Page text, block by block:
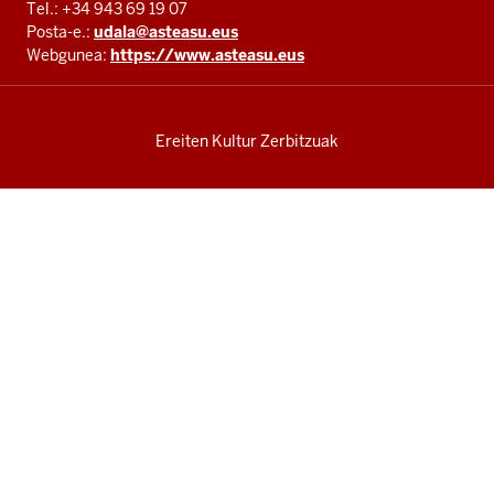
Tel.: +34 943 69 19 07
Posta-e.: udala@asteasu.eus
Webgunea: https://www.asteasu.eus
Ereiten Kultur Zerbitzuak